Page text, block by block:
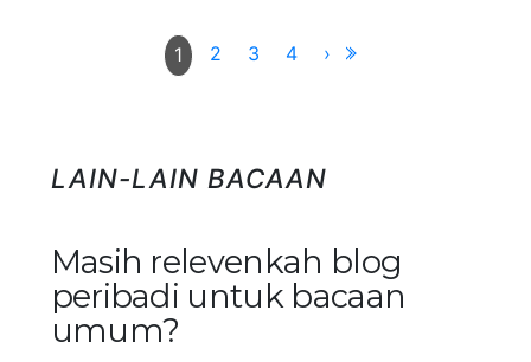
1 2 3 4 ›
LAIN-LAIN BACAAN
Masih relevenkah blog
peribadi untuk bacaan
umum?